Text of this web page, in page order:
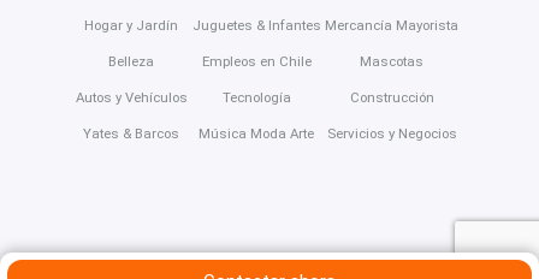
Hogar y Jardín
Belleza
Autos y Vehículos
Yates & Barcos
Juguetes & Infantes
Empleos en Chile
Tecnología
Música Moda Arte
Mercancía Mayorista
Mascotas
Construcción
Servicios y Negocios